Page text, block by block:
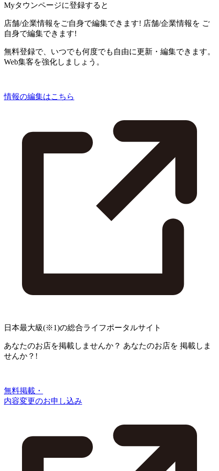
Myタウンページに登録すると
店舗/企業情報をご自身で編集できます! 店舗/企業情報を ご
自身で編集できます!
無料登録で、いつでも何度でも自由に更新・編集できます。
Web集客を強化しましょう。
情報の編集はこちら
日本最大級(※1)の総合ライフポータルサイト
あなたのお店を掲載しませんか？ あなたのお店を 掲載しま
せんか？!
無料掲載・
内容変更のお申し込み